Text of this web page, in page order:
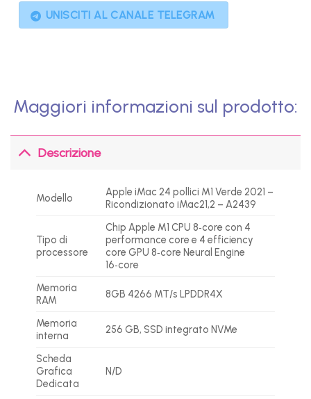
UNISCITI AL CANALE TELEGRAM
Maggiori informazioni sul prodotto:
Descrizione
Modello
Apple iMac 24 pollici M1 Verde 2021 –
Ricondizionato iMac21,2 – A2439
Tipo di
processore
Chip Apple M1 CPU 8‑core con 4
performance core e 4 efficiency
core GPU 8‑core Neural Engine
16‑core
Memoria
RAM
8GB 4266 MT/s LPDDR4X
Memoria
interna
256 GB, SSD integrato NVMe
Scheda
Grafica
Dedicata
N/D